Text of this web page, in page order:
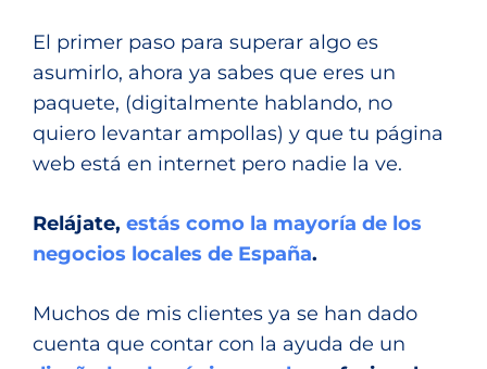
El primer paso para superar algo es
asumirlo, ahora ya sabes que eres un
paquete, (digitalmente hablando, no
quiero levantar ampollas) y que tu página
web está en internet pero nadie la ve.
Relájate, estás como la mayoría de los
negocios locales de España.
Muchos de mis clientes ya se han dado
cuenta que contar con la ayuda de un